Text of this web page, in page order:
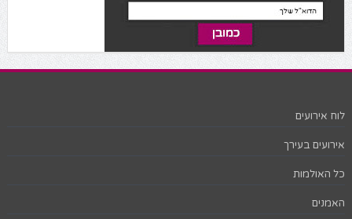
לוח אירועים
אירועים בעירך
כל האולמות
האמנים